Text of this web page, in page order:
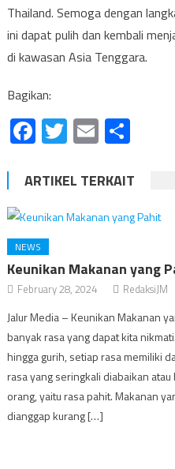
Thailand. Semoga dengan
ini dapat pulih dan kembali
di kawasan Asia Tenggara.
Bagikan:
Facebook
Twitter
EmailShare
ARTIKEL TERKAIT
NEWS
Keunikan Makanan yang
February 28, 2024 RedaksiJM
Jalur Media – Keunikan Makanan
banyak rasa yang dapat kita
hingga gurih, setiap rasa memiliki
rasa yang seringkali diabaikan
orang, yaitu rasa pahit. Makanan
dianggap kurang […]